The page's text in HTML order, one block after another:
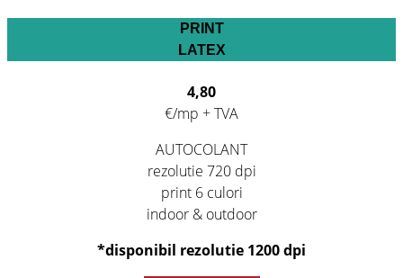
PRINT
LATEX
4,80
€/mp + TVA
AUTOCOLANT
rezolutie 720 dpi
print 6 culori
indoor & outdoor
*disponibil rezolutie 1200 dpi